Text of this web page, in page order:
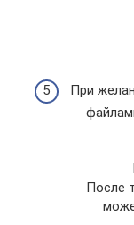
При
После